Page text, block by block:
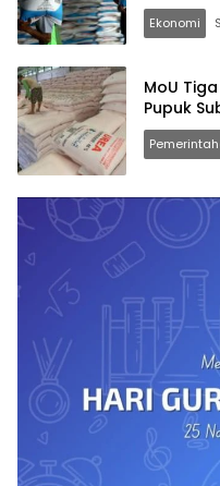
Ekonomi
MoU
Pupuk